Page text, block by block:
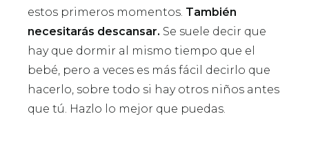
estos primeros momentos. También
necesitarás descansar. Se suele decir que
hay que dormir al mismo tiempo que el
bebé, pero a veces es más fácil decirlo que
hacerlo, sobre todo si hay otros niños antes
que tú. Hazlo lo mejor que puedas.